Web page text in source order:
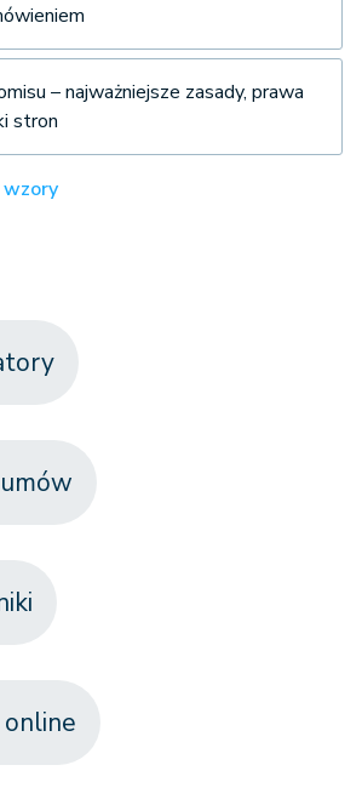
– najważniejsze zasady, prawa
stron
online